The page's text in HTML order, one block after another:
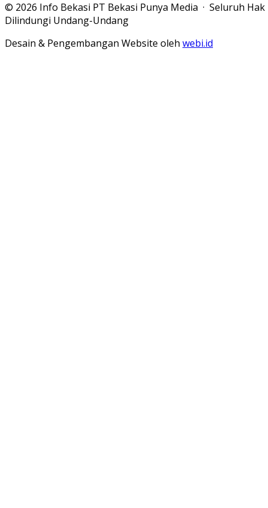
© 2026 Info Bekasi PT Bekasi Punya Media · Seluruh Hak
Dilindungi Undang-Undang
Desain & Pengembangan Website oleh webi.id